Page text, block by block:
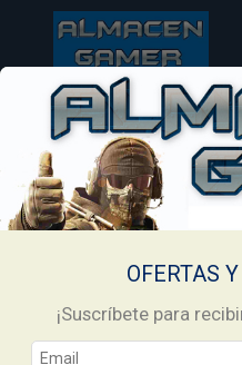
OFERTAS
¡Suscríbete para
Productos / TARJETAS
TARJETAS